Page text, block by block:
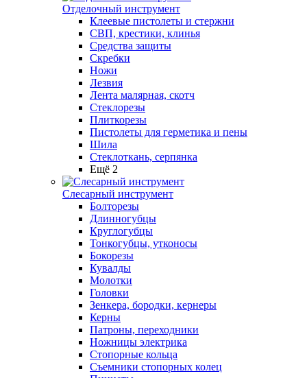
Отделочный инструмент
Клеевые пистолеты и стержни
СВП, крестики, клинья
Средства защиты
Скребки
Ножи
Лезвия
Лента малярная, скотч
Стеклорезы
Плиткорезы
Пистолеты для герметика и пены
Шила
Стеклоткань, серпянка
Ещё 2
Слесарный инструмент
Болторезы
Длинногубцы
Круглогубцы
Тонкогубцы, утконосы
Бокорезы
Кувалды
Молотки
Головки
Зенкера, бородки, кернеры
Керны
Патроны, переходники
Ножницы электрика
Стопорные кольца
Съемники стопорных колец